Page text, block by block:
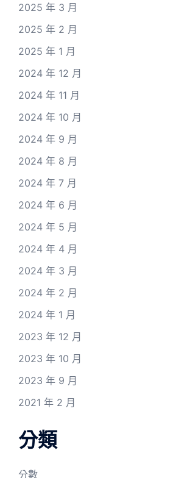
2025 年 3 月
2025 年 2 月
2025 年 1 月
2024 年 12 月
2024 年 11 月
2024 年 10 月
2024 年 9 月
2024 年 8 月
2024 年 7 月
2024 年 6 月
2024 年 5 月
2024 年 4 月
2024 年 3 月
2024 年 2 月
2024 年 1 月
2023 年 12 月
2023 年 10 月
2023 年 9 月
2021 年 2 月
分類
分數